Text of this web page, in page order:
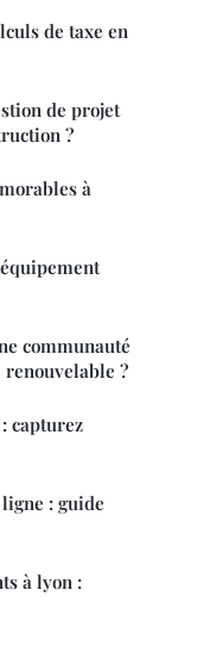
de taxe en
de projet
?
à
communauté
?
capturez
: guide
à lyon :